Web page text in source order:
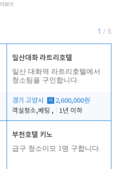
더보기
1 / 5
일산대화 라트리호텔
일산 대화역 라트리호텔에서
청소팀을 구인합니다.
경기 고양시 시
2,600,000원
객실청소,베팅 ,
1년 이하
부천호텔 키노
급구 청소이모 1명 구합니다.